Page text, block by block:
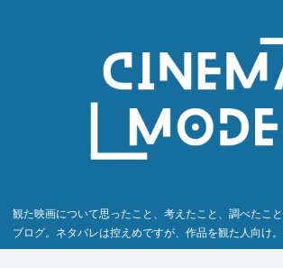
観た映画について思ったこと、考えたこと、調べたこ
ブログ。ネタバレは控えめですが、作品を観た人向け